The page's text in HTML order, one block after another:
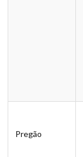
Pregão